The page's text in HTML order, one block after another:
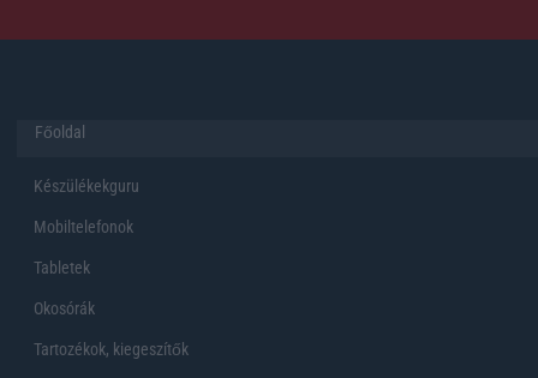
Főoldal
Készülékekguru
Mobiltelefonok
Tabletek
Okosórák
Tartozékok, kiegeszítők